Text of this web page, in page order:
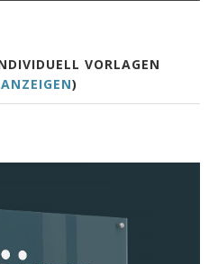
VORLAGEN
)